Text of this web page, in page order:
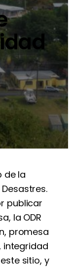
de la
publicar
la ODR
promesa
integridad
sitio, y